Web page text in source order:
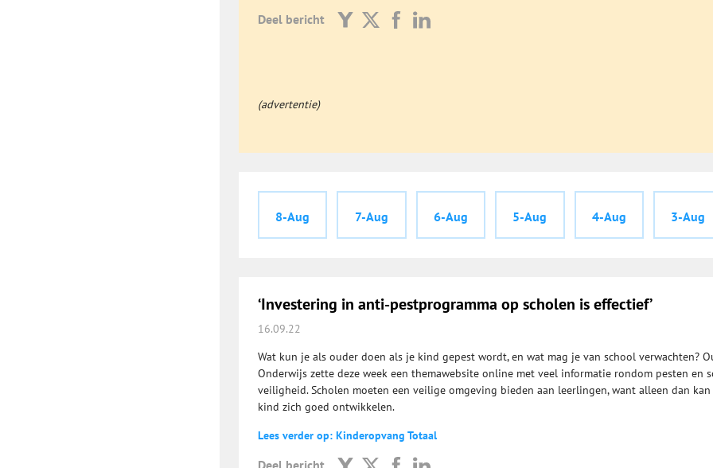
Deel bericht
(advertentie)
8-Aug 7-Aug 6-Aug 5-Aug 4-Aug 3-Aug
‘Investering in anti-pestprogramma op scholen is effectief’
16.09.22
Wat kun je als ouder doen als je kind gepest wordt, en wat mag je van school verwachten?
Onderwijs zette deze week een themawebsite online met veel informatie rondom pesten en
veiligheid. Scholen moeten een veilige omgeving bieden aan leerlingen, want alleen dan kan
kind zich goed ontwikkelen.
Lees verder op: Kinderopvang Totaal
Deel bericht